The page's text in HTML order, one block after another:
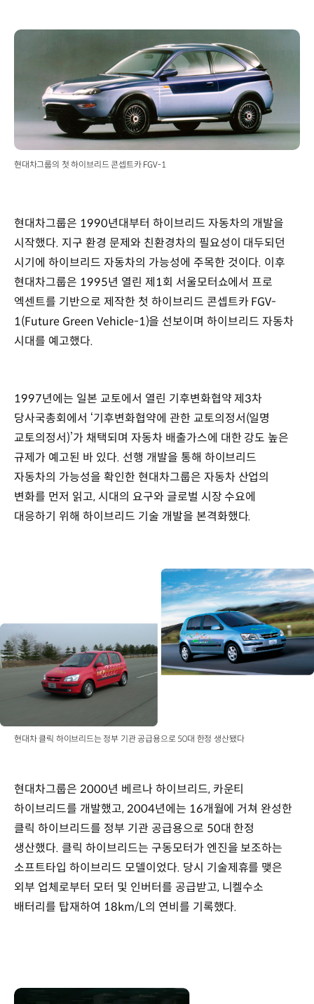
현대차그룹의 첫 하이브리드 콘셉트카 FGV-1
현대차그룹은 1990년대부터 하이브리드 자동차의 개발을
시작했다. 지구 환경 문제와 친환경차의 필요성이 대두되던
시기에 하이브리드 자동차의 가능성에 주목한 것이다. 이후
현대차그룹은 1995년 열린 제1회 서울모터쇼에서 프로
엑센트를 기반으로 제작한 첫 하이브리드 콘셉트카 FGV-
1(Future Green Vehicle-1)을 선보이며 하이브리드 자동차
시대를 예고했다.
1997년에는 일본 교토에서 열린 기후변화협약 제3차
당사국총회에서 ‘기후변화협약에 관한 교토의정서(일명
교토의정서)’가 채택되며 자동차 배출가스에 대한 강도 높은
규제가 예고된 바 있다. 선행 개발을 통해 하이브리드
자동차의 가능성을 확인한 현대차그룹은 자동차 산업의
변화를 먼저 읽고, 시대의 요구와 글로벌 시장 수요에
대응하기 위해 하이브리드 기술 개발을 본격화했다.
현대차 클릭 하이브리드는 정부 기관 공급용으로 50대 한정 생산됐다
현대차그룹은 2000년 베르나 하이브리드, 카운티
하이브리드를 개발했고, 2004년에는 16개월에 거쳐 완성한
클릭 하이브리드를 정부 기관 공급용으로 50대 한정
생산했다. 클릭 하이브리드는 구동모터가 엔진을 보조하는
소프트타입 하이브리드 모델이었다. 당시 기술제휴를 맺은
외부 업체로부터 모터 및 인버터를 공급받고, 니켈수소
배터리를 탑재하여 18km/L의 연비를 기록했다.